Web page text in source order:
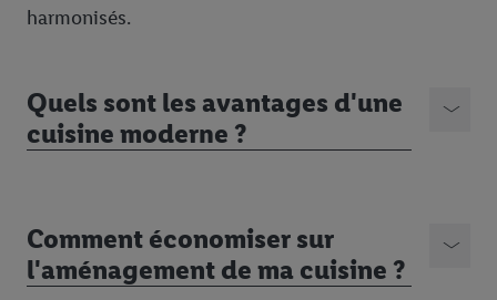
harmonisés.
Quels sont les avantages d'une
cuisine moderne ?
Comment économiser sur
l'aménagement de ma cuisine ?